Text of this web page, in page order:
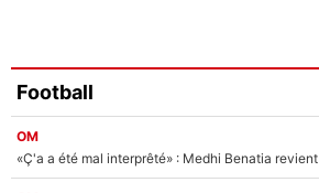
Football
OM